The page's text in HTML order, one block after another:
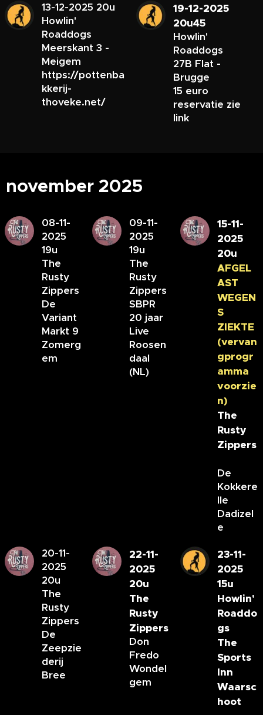
13-12-2025 20u
Howlin'
Roaddogs
Meerskant 3 -
Meigem
https://pottenba
kkerij-
thoveke.net/
19-12-2025
20u45
Howlin'
Roaddogs
27B Flat -
Brugge
15 euro
reservatie zie
link
november 2025
08-11-
2025
19u
The
Rusty
Zippers
De
Variant
Markt 9
Zomerg
em
09-11-
2025
19u
The
Rusty
Zippers
SBPR
20 jaar
Live
Roosen
daal
(NL)
15-11-
2025
20u
AFGEL
AST
WEGEN
S
ZIEKTE
(vervan
gprogr
amma
voorzie
n)
The
Rusty
Zippers
De
Kokkere
lle
Dadizel
e
20-11-
2025
20u
The
Rusty
Zippers
De
Zeepzie
derij
Bree
22-11-
2025
20u
The
Rusty
Zippers
Don
Fredo
Wondel
gem
23-11-
2025
15u
Howlin'
Roaddo
gs
The
Sports
Inn
Waarsc
hoot